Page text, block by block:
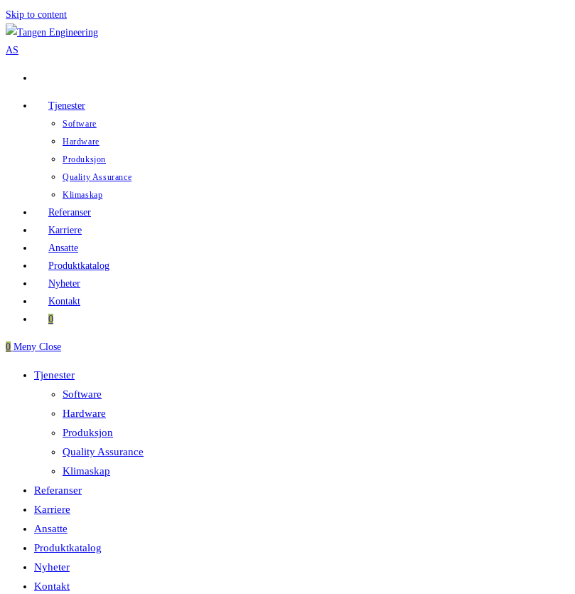
Skip to content
Tjenester
Software
Hardware
Produksjon
Quality Assurance
Klimaskap
Referanser
Karriere
Ansatte
Produktkatalog
Nyheter
Kontakt
0
0 Meny Close
Tjenester
Software
Hardware
Produksjon
Quality Assurance
Klimaskap
Referanser
Karriere
Ansatte
Produktkatalog
Nyheter
Kontakt